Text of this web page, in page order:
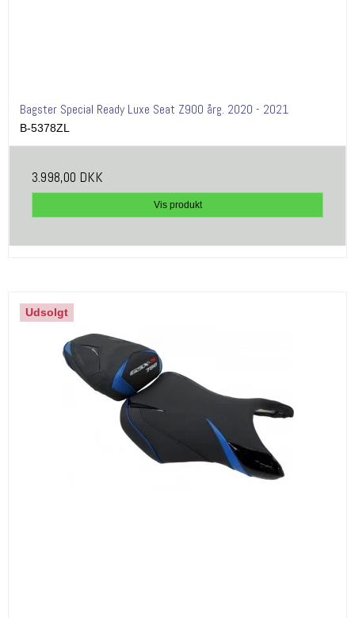
Bagster Special Ready Luxe Seat Z900 årg. 2020 - 2021
B-5378ZL
3.998,00 DKK
Vis produkt
Udsolgt